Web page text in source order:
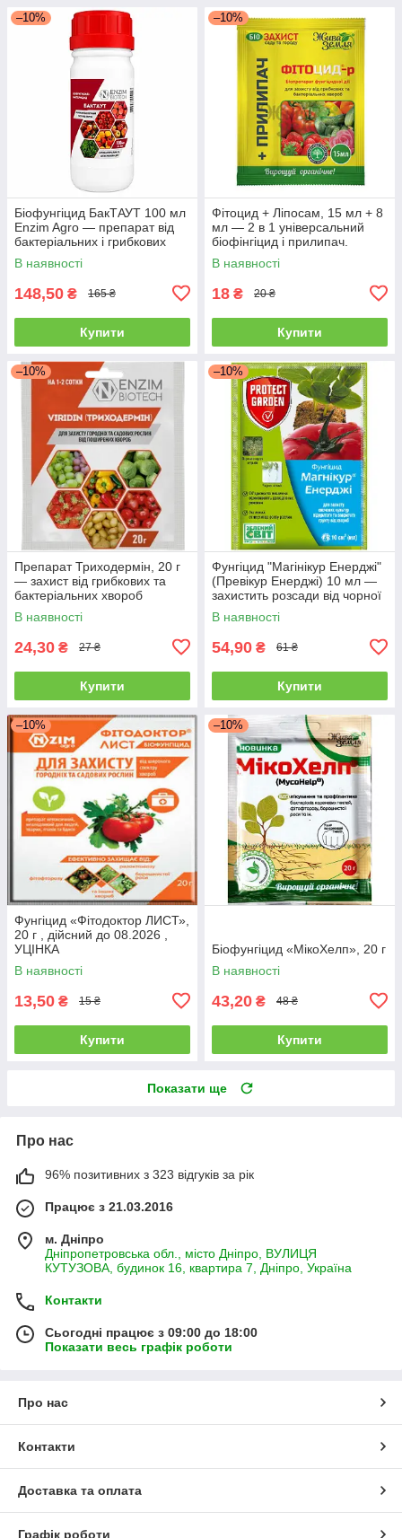
–10%
Біофунгіцид БакТАУТ 100 мл
Enzim Agro — препарат від
бактеріальних і грибкових
хвороб
В наявності
148,50 ₴ 165 ₴
Купити
–10%
Фітоцид + Ліпосам, 15 мл + 8
мл — 2 в 1 універсальний
біофінгіцид і прилипач.
В наявності
18 ₴ 20 ₴
Купити
–10%
Препарат Триходермін, 20 г
— захист від грибкових та
бактеріальних хвороб
В наявності
24,30 ₴ 27 ₴
Купити
–10%
Фунгіцид "Магінікур Енерджі"
(Превікур Енерджі) 10 мл —
захистить розсади від чорної
ніжки
В наявності
54,90 ₴ 61 ₴
Купити
–10%
Фунгіцид «Фітодоктор ЛИСТ»,
20 г , дійсний до 08.2026 ,
УЦІНКА
В наявності
13,50 ₴ 15 ₴
Купити
–10%
Біофунгіцид «МікоХелп», 20 г
В наявності
43,20 ₴ 48 ₴
Купити
Показати ще
Про нас
96% позитивних з 323 відгуків за рік
Працює з 21.03.2016
м. Дніпро
Дніпропетровська обл., місто Дніпро, ВУЛИЦЯ
КУТУЗОВА, будинок 16, квартира 7, Дніпро, Україна
Контакти
Сьогодні працює з 09:00 до 18:00
Показати весь графік роботи
Про нас
Контакти
Доставка та оплата
Графік роботи